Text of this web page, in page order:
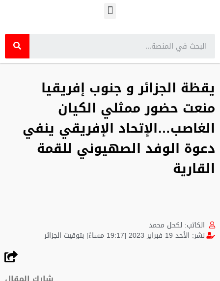
يقظة الجزائر و جنوب إفريقيا
منعت حضور ممثلي الكيان
الغاصب…الإتحاد الإفريقي ينفي
دعوة الوفد الصهيوني للقمة
القارية
الكاتب: لكحل محمد
نشر: الأحد 19 فبراير 2023 [19:17 مساءً] بتوقيت الجزائر